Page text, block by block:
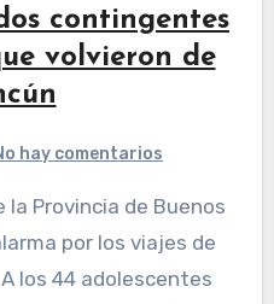
contingentes
volvieron de
hay comentarios
por los viajes de
los 44 adolescentes